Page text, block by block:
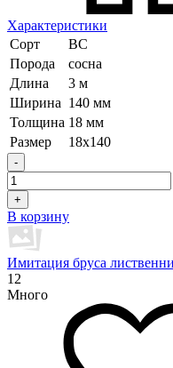
Характеристики
Сорт
ВС
Порода
сосна
Длина
3 м
Ширина 140 мм
Толщина 18 мм
Размер
18х140
-
+
В корзину
Имитация бруса
12
Много